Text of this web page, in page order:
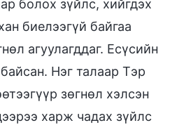
болох зүйлс, хийгдэх
биелээгүй байгаа
агуулагддаг. Есүсийн
Нэг талаар Тэр
зөгнөл хэлсэн
харж чадах зүйлс